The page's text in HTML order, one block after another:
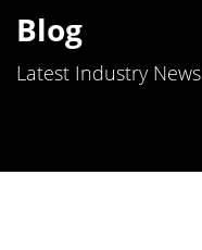
Blog
Latest Industry News